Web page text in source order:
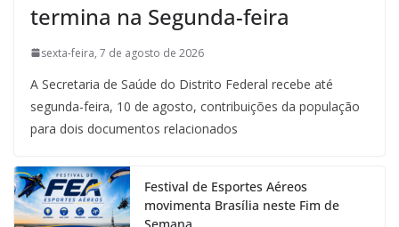
termina na Segunda-feira
sexta-feira, 7 de agosto de 2026
A Secretaria de Saúde do Distrito Federal recebe até
segunda-feira, 10 de agosto, contribuições da população
para dois documentos relacionados
Festival de Esportes Aéreos
movimenta Brasília neste Fim de